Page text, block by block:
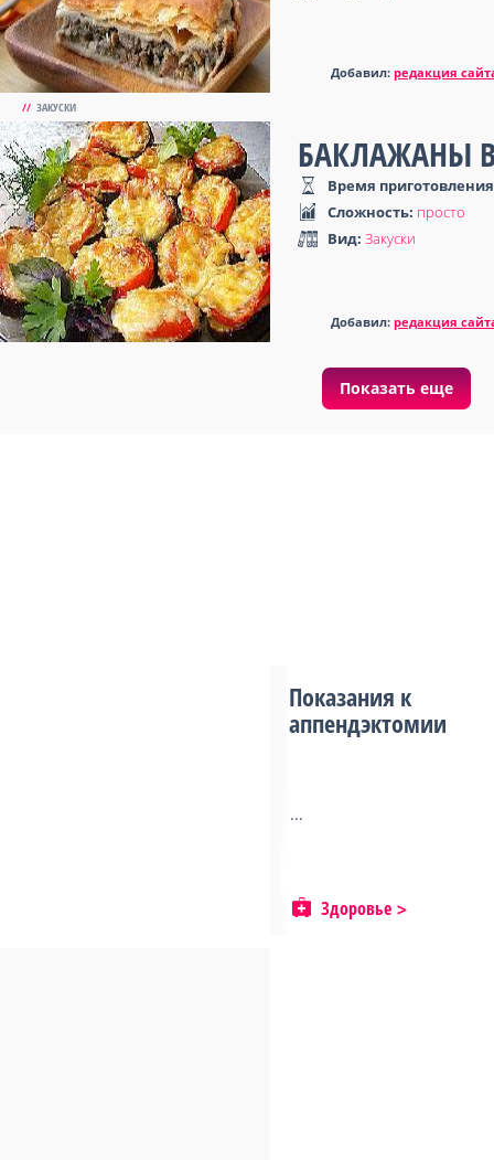
Добавил: редакция
// ЗАКУСКИ
БАКЛАЖАНЫ
Добавил: редакция
Время
Сложность: просто
Вид: Закуски
Показать еще
Показания к
аппендэктомии
...
Здоровье